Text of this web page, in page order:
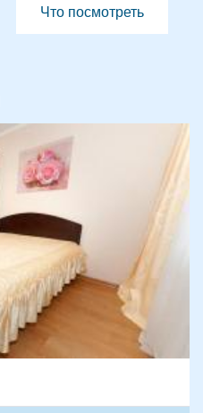
Что посмотреть